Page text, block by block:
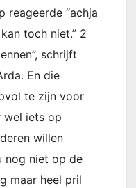
reageerde “achja
toch niet.” 2
schrijft
En die
te zijn voor
wel iets op
willen
nog niet op de
maar heel pril